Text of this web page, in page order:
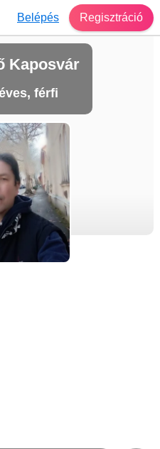
Belépés Regisztráció
Kaposvár
férfi